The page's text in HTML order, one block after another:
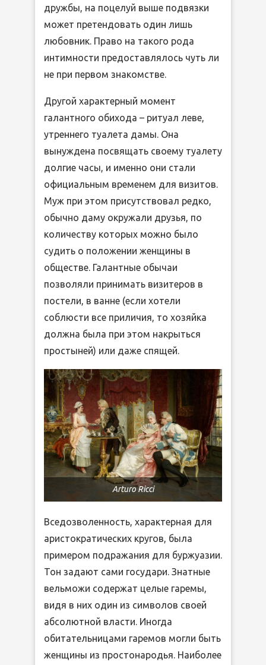
дружбы, на поцелуй выше подвязки
может претендовать один лишь
любовник. Право на такого рода
интимности предоставлялось чуть ли
не при первом знакомстве.
Другой характерный момент
галантного обихода – ритуал леве,
утреннего туалета дамы. Она
вынуждена посвящать своему туалету
долгие часы, и именно они стали
официальным временем для визитов.
Муж при этом присутствовал редко,
обычно даму окружали друзья, по
количеству которых можно было
судить о положении женщины в
обществе. Галантные обычаи
позволяли принимать визитеров в
постели, в ванне (если хотели
соблюсти все приличия, то хозяйка
должна была при этом накрыться
простыней) или даже спящей.
Arturo Ricci
Вседозволенность, характерная для
аристократических кругов, была
примером подражания для буржуазии.
Тон задают сами государи. Знатные
вельможи содержат целые гаремы,
видя в них один из символов своей
абсолютной власти. Иногда
обитательницами гаремов могли быть
женщины из простонародья. Наиболее